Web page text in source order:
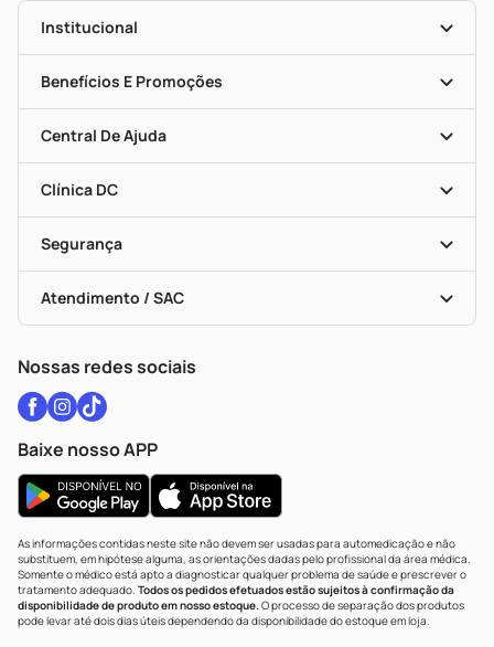
Institucional
Nossas Lojas
Seja Uma Loja Parceira
Mapa De Categorias
Benefícios E Promoções
Convênios
Programa Popular Do Brasil
Encarte De Ofertas
Dermaclub
Cupons E Ofertas
Black Friday
Central De Ajuda
Recompra Programada
Alomed
Formas De Pagamento
Troca E Devolução
Bulas De A A Z
Políticas De Marketplace
Clínica DC
Serviços Farmacêuticos
Testes Rápidos
Autoteste Covid-19
Vacinas
Segurança
Portal Da Privacidade
Atendimento / SAC
Nossas redes sociais
Baixe nosso APP
As informações contidas neste site não devem ser usadas para automedicação e não
substituem, em hipótese alguma, as orientações dadas pelo profissional da área médica.
Somente o médico está apto a diagnosticar qualquer problema de saúde e prescrever o
tratamento adequado. Todos os pedidos efetuados estão sujeitos à confirmação da
disponibilidade de produto em nosso estoque.O processo de separação dos produtos
pode levar até dois dias úteis dependendo da disponibilidade do estoque em loja.